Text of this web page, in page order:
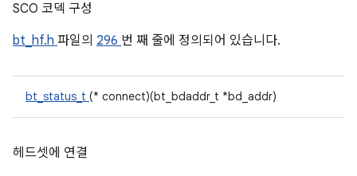
SCO 코덱 구성
bt_hf.h 파일의 296 번 째 줄에 정의되어 있습니다.
bt_status_t (* connect)(bt_bdaddr_t *bd_addr)
헤드셋에 연결